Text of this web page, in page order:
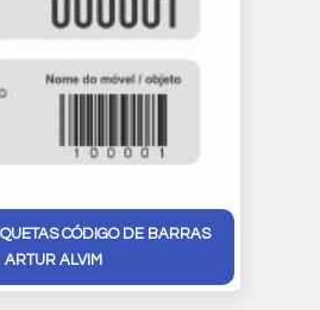
CÓDIGO DE BARRAS
ARTUR ALVIM